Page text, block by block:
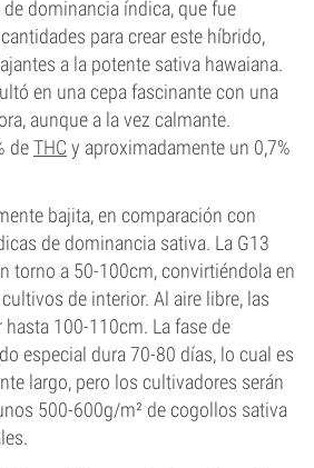
dominancia índica, que fue
para crear este híbrido,
a la potente sativa hawaiana.
en una cepa fascinante con una
aunque a la vez calmante.
deTHC y aproximadamente un 0,7%
bajita, en comparación con
de dominancia sativa. La G13
torno a 50-100cm, convirtiéndola en
de interior. Al aire libre, las
100-110cm. La fase de
especial dura 70-80 días, lo cual es
largo, pero los cultivadores serán
500-600g/m² de cogollos sativa